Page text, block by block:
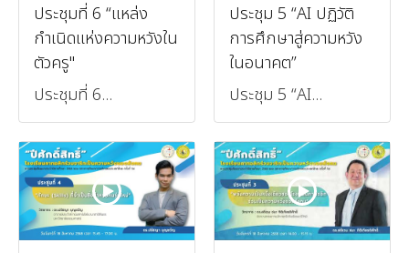
ประชุมที่ 6 “แหล่ง
กำเนิดแห่งความหวังใน
ตัวครู"
ประชุมที่ 6...
ประชุม 5 “AI ปฏิวัติ
การศึกษาสู่ความหวัง
ในอนาคต”
ประชุม 5 “AI...